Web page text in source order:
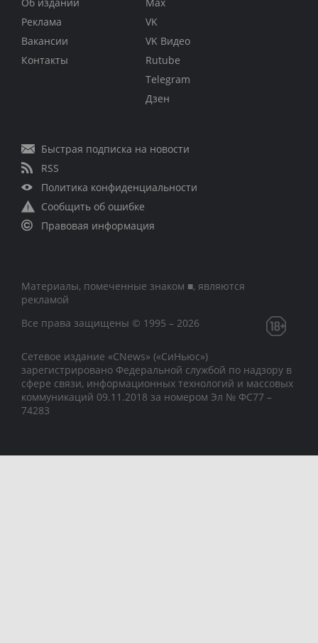
Реклама
Вакансии
Контакты
VK
VK Видео
Rutube
Telegram
Дзен
Быстрая подписка на новости
RSS
Политика конфиденциальности
Сообщить об ошибке
Правовая информация
Материалы, помеченные знаком ■, являются
рекламой
Все права защищены © 1995 – 2026
Сетевое издание «CNews» («СиНьюс»)
зарегистрировано Федеральной службой по надзору в
сфере связи, информационных технологий и массовых
коммуникаций 09.11.2018 за номером Эл № ФС77 –
74283